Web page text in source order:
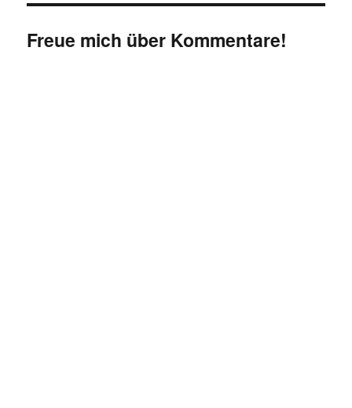
Freue mich über Kommentare!